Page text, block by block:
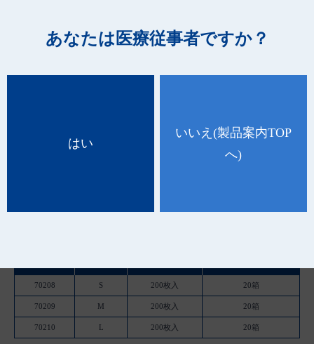
あなたは医療従事者ですか？
はい
いいえ(製品案内TOP
へ)
70208 S 200枚入 20箱
70209 M 200枚入 20箱
70210 L 200枚入 20箱